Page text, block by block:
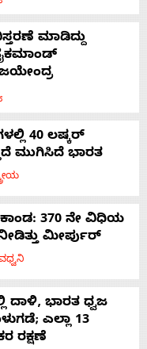
ಮಾಡಿದ್ದು
40 ಲಷ್ಕರ್
ಮುಗಿಸಿದೆ ಭಾರತ
370 ನೇ ವಿಧಿಯ
ಮೀರ್ಪುರ್
ದಾಳಿ, ಭಾರತ ಧ್ವಜ
ಎಲ್ಲಾ 13
ರಕ್ಷಣೆ